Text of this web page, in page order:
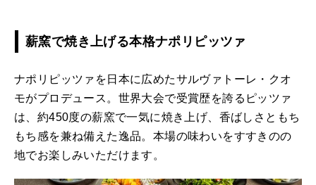
薪窯で焼き上げる本格ナポリピッツァ
ナポリピッツァを日本に広めたサルヴァトーレ・クオ
モがプロデュース。世界大会で受賞歴を誇るピッツァ
は、約450度の薪窯で一気に焼き上げ、香ばしさともち
もち感を兼ね備えた逸品。本場の味わいをすすきのの
地でお楽しみいただけます。